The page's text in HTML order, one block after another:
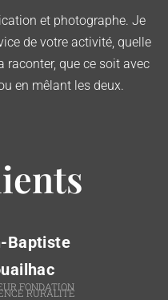
et photographe. Je
de votre activité, quelle
raconter, que ce soit avec
en mêlant les deux.
Baptiste
FONDATION
RURALITÉ